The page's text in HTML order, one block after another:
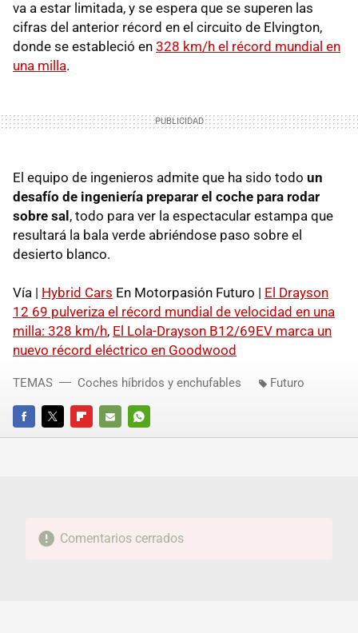
va a estar limitada, y se espera que se superen las
cifras del anterior récord en el circuito de Elvington,
donde se estableció en 328 km/h el récord mundial en
una milla.
El equipo de ingenieros admite que ha sido todo un
desafío de ingeniería preparar el coche para rodar
sobre sal , todo para ver la espectacular estampa que
resultará la bala verde abriéndose paso sobre el
desierto blanco.
Vía | Hybrid Cars En Motorpasión Futuro | El Drayson
12 69 pulveriza el récord mundial de velocidad en una
milla: 328 km/h, El Lola-Drayson B12/69EV marca un
nuevo récord eléctrico en Goodwood
FACEBOOKTWITTERFLIPBOARD
E-
WHATSAPP
TEMAS Coches híbridos y enchufables Futuro
Comentarios cerrados